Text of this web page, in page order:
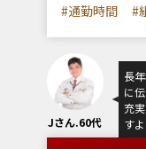
#通勤時間 #
Jさん.60代
長
に
充
すよ